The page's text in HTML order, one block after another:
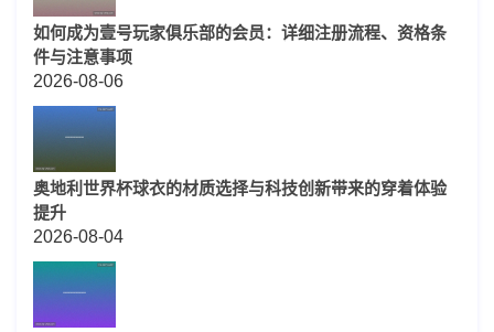
如何成为壹号玩家俱乐部的会员：详细注册流程、资格条
件与注意事项
2026-08-06
奥地利世界杯球衣的材质选择与科技创新带来的穿着体验
提升
2026-08-04